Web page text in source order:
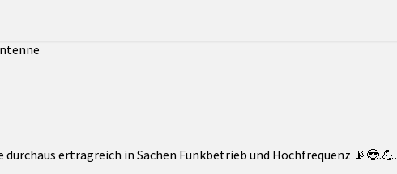
ertragreich in Sachen Funkbetrieb und Hochfrequenz 📡😎.💪.